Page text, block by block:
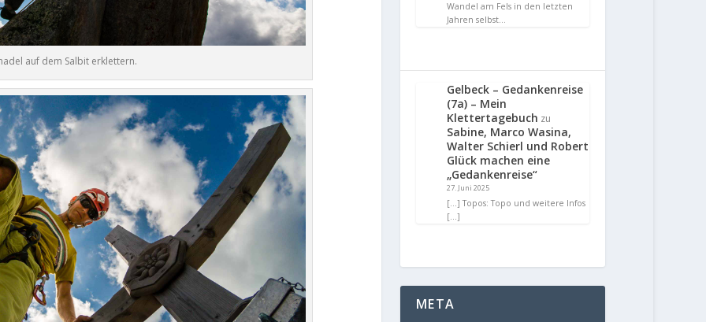
auf dem Salbit erklettern.
Wandel am Fels in den letzten
Jahren selbst…
Gelbeck – Gedankenreise
(7a) – Mein
Klettertagebuch zu
Sabine, Marco Wasina,
Walter Schierl und Robert
Glück machen eine
„Gedankenreise“
27. Juni 2025
[…] Topos: Topo und weitere Infos
[…]
META